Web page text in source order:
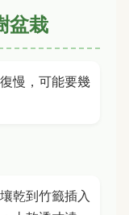
盆栽
慢，可能要幾
乾到竹籤插入